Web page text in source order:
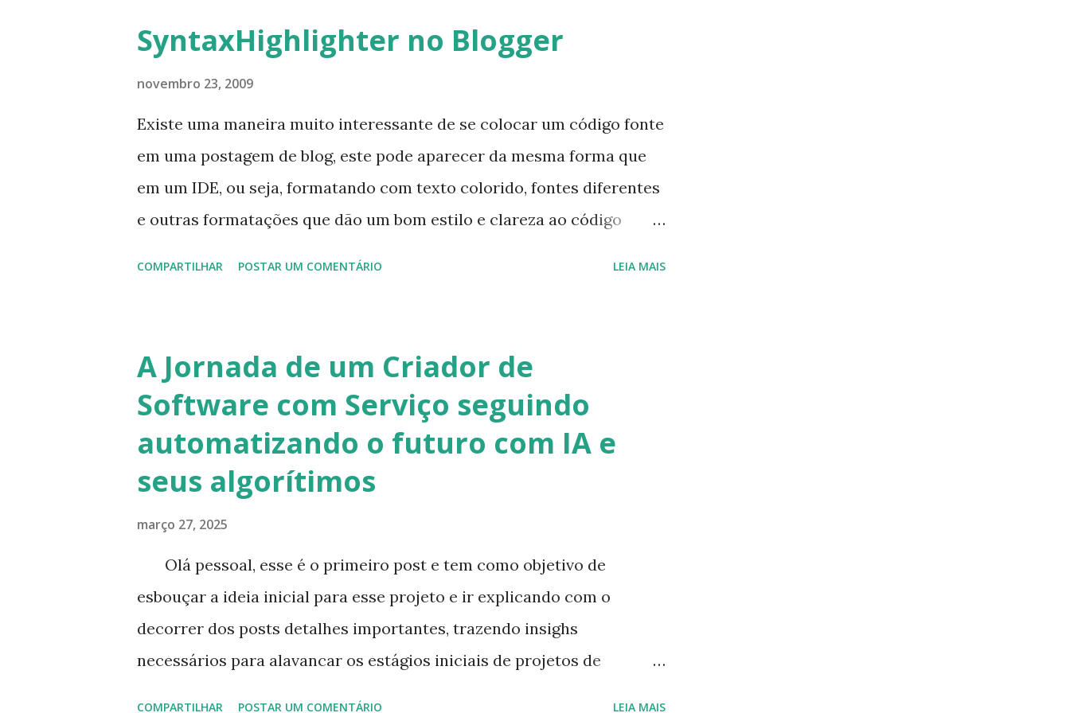
SyntaxHighlighter no Blogger
novembro 23, 2009
Existe uma maneira muito interessante de se colocar um código fonte
em uma postagem de blog, este pode aparecer da mesma forma que
em um IDE, ou seja, formatando com texto colorido, fontes diferentes
e outras formatações que dão um bom estilo e clareza ao código
http://alexgorbatchev.com e da suporte aos desenvolvedores para
mostrarem seus códigos de forma elegante, independente de qual
seja a linguagem de programação. A instalação e a configuração são
simples. abaixo um exemplo de utilização: // Código sem
syntaxhighlighter package exemplosblogcorda4; public class PostZero
{ public static void main( String args[]){ System.out.println("Primeiro
post ! ! !"); System.out.print("Olá mundo ! ! !"); } } ...
COMPARTILHAR POSTAR UM COMENTÁRIO LEIA MAIS
A Jornada de um Criador de
Software com Serviço seguindo
automatizando o futuro com IA e
seus algorítimos
março 27, 2025
Olá pessoal, esse é o primeiro post e tem como objetivo de
esbouçar a ideia inicial para esse projeto e ir explicando com o
decorrer dos posts detalhes importantes, trazendo insighs
necessários para alavancar os estágios iniciais de projetos de
COMPARTILHAR POSTAR UM COMENTÁRIO LEIA MAIS